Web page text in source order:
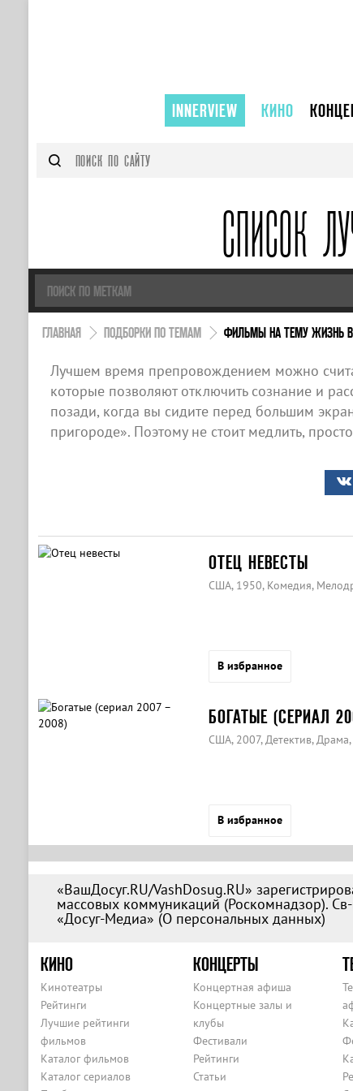
INNERVIEW КИНО
СПИСОК
ГЛАВНАЯ ПОДБОРКИ ПО ТЕМАМ ФИЛЬМЫ НА ТЕМУ ЖИЗНЬ В
Лучшем время препровождением можно
которые позволяют отключить сознание и
позади, когда вы сидите перед большим
пригороде». Поэтому не стоит медлить,
ОТЕЦ НЕВЕСТЫ
США, 1950, Комедия,
В избранное
БОГАТЫЕ (СЕРИАЛ
США, 2007, Детектив,
В избранное
«ВашДосуг.RU/VashDosug.RU»
массовых коммуникаций (Роскомнадзор).
«Досуг-Медиа» (О персональных данных)
КИНО
Кинотеатры
Рейтинги
Лучшие рейтинги
фильмов
Каталог фильмов
Каталог сериалов
КОНЦЕРТЫ
Концертная афиша
Концертные залы и
клубы
Фестивали
Рейтинги
Статьи